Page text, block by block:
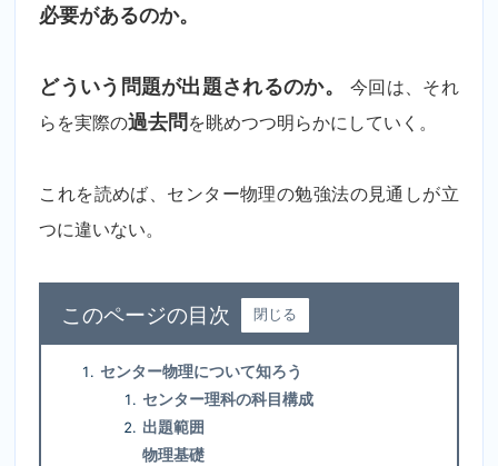
必要があるのか。
どういう問題が出題されるのか。
今回は、それ
らを実際の過去問 を眺めつつ明らかにしていく。
これを読めば、センター物理の勉強法の見通しが立
つに違いない。
目次 閉じる
センター物理について知ろう
センター理科の科目構成
出題範囲
物理基礎